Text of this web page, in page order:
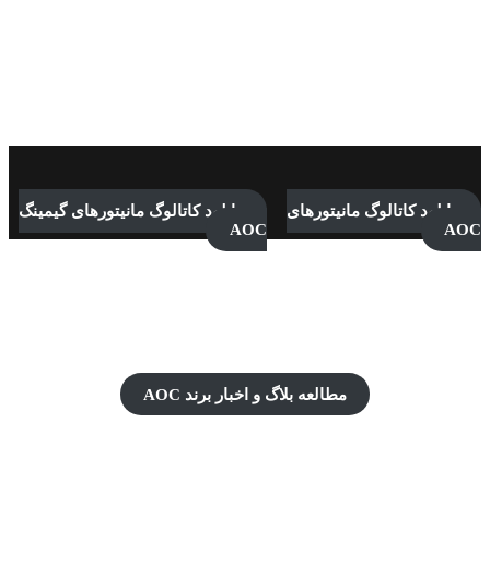
دانلود کاتالوگ مانیتورهای
AOC
دانلود کاتالوگ مانیتورهای گیمینگ
AOC
مطالعه بلاگ و اخبار برند AOC